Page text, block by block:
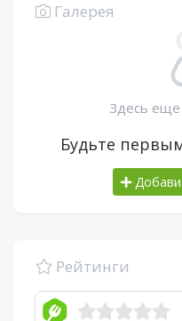
Галерея
Здесь еще
Будьте
Рейтинги